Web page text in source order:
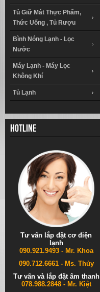
Tủ Giữ Mát Thực Phẩm,
Thức Uống , Tủ Rượu
Bình Nóng Lạnh - Lọc
Nước
Máy Lạnh - Máy Lọc
Không Khí
Tủ Lạnh
Hotline
Tư vấn lắp đặt cơ điện
lạnh
090.921.9493 - Mr. Khoa
090.712.6661 - Ms. Thủy
Tư vấn và lắp đặt âm thanh
078.988.2848 - Mr. Kiệt